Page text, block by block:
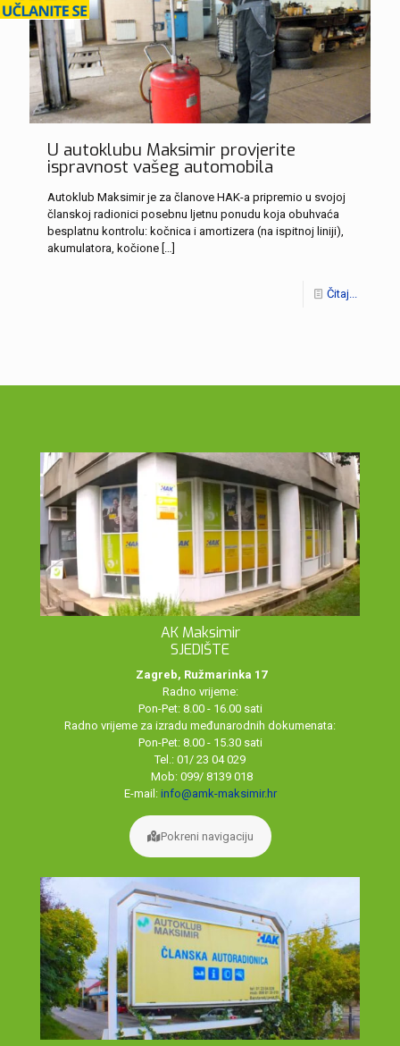
U autoklubu Maksimir provjerite
ispravnost vašeg automobila
Autoklub Maksimir je za članove HAK-a pripremio u svojoj
članskoj radionici posebnu ljetnu ponudu koja obuhvaća
besplatnu kontrolu: kočnica i amortizera (na ispitnoj liniji),
akumulatora, kočione […]
Čitaj...
AK Maksimir
SJEDIŠTE
Zagreb, Ružmarinka 17
Radno vrijeme:
Pon-Pet: 8.00 - 16.00 sati
Radno vrijeme za izradu međunarodnih dokumenata:
Pon-Pet: 8.00 - 15.30 sati
Tel.: 01/ 23 04 029
Mob: 099/ 8139 018
E-mail: info@amk-maksimir.hr
Pokreni navigaciju